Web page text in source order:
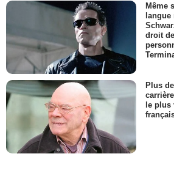
Même
langue
droit
Plus
le plus